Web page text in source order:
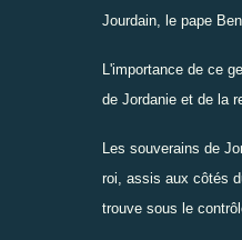
Jourdain, le pape
L'importance de ce
de Jordanie et de la
Les souverains de
roi, assis aux côtés
trouve sous le